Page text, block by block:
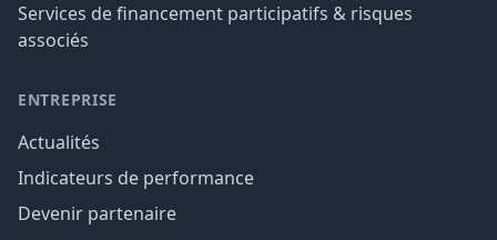
Services de financement participatifs & risques
associés
ENTREPRISE
Actualités
Indicateurs de performance
Devenir partenaire